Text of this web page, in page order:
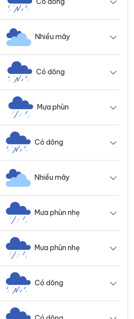
Nhiều mây
Có dông
Mưa phùn
Có dông
Nhiều mây
Mưa phùn nhẹ
Mưa phùn nhẹ
Có dông